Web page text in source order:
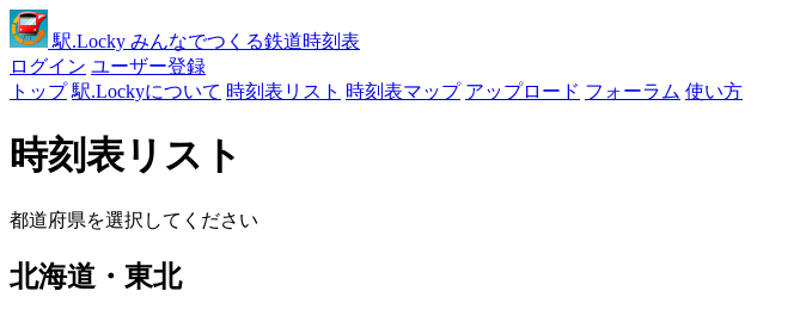
駅.Locky みんなでつくる鉄道時刻表
ログイン ユーザー登録
トップ 駅.Lockyについて 時刻表リスト 時刻表マップ アップロード フォーラム 使い方
時刻表リスト
都道府県を選択してください
北海道・東北